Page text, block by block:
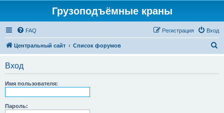
Грузоподъёмные краны
FAQ Вход
Регистрация
Центральный сайт Список форумов
Вход
Имя пользователя:
Пароль: